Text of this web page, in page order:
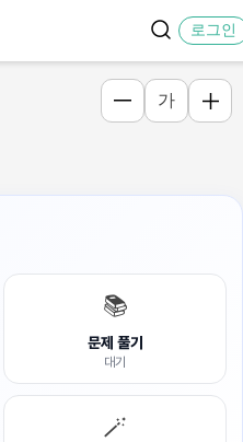
로그인
가
📚
문제 풀기
대기
🪄